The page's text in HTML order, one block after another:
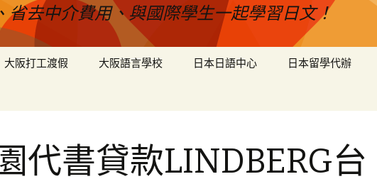
去中介費用、與國際學生一起學習日文！
大阪打工渡假 大阪語言學校 日本日語中心 日本留學代辦
代書貸款LINDBERG台